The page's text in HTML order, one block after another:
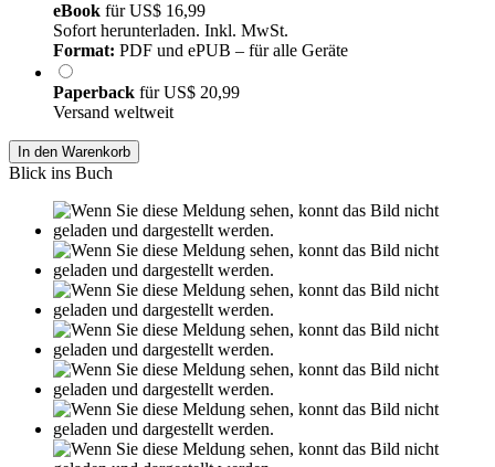
eBook fürUS$ 16,99
Sofort herunterladen. Inkl. MwSt.
Format: PDF und ePUB – für alle Geräte
Paperback fürUS$ 20,99
Versand weltweit
In den Warenkorb
Blick ins Buch